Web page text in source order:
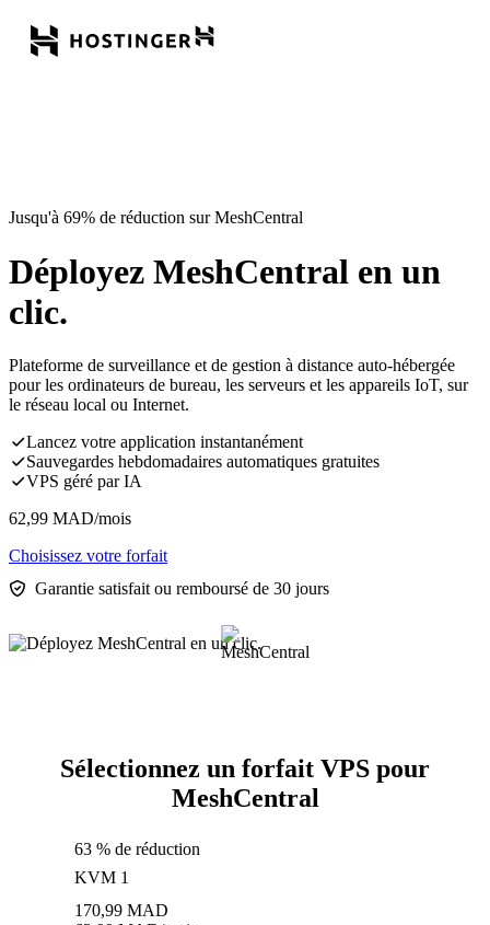
Jusqu'à 69% de réduction sur MeshCentral
Déployez MeshCentral en un
clic.
Plateforme de surveillance et de gestion à distance auto-hébergée
pour les ordinateurs de bureau, les serveurs et les appareils IoT, sur
le réseau local ou Internet.
Lancez votre application instantanément
Sauvegardes hebdomadaires automatiques gratuites
VPS géré par IA
62,99 MAD/mois
Choisissez votre forfait
Garantie satisfait ou remboursé de 30 jours
Sélectionnez un forfait VPS pour
MeshCentral
63 % de réduction
KVM 1
170,99 MAD